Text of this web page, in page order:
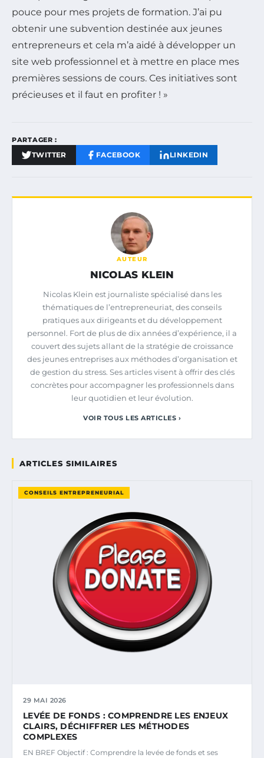
pouce pour mes projets de formation. J’ai pu
obtenir une subvention destinée aux jeunes
entrepreneurs et cela m’a aidé à développer un
site web professionnel et à mettre en place mes
premières sessions de cours. Ces initiatives sont
précieuses et il faut en profiter ! »
PARTAGER :
TWITTER FACEBOOK LINKEDIN
AUTEUR
NICOLAS KLEIN
Nicolas Klein est journaliste spécialisé dans les
thématiques de l’entrepreneuriat, des conseils
pratiques aux dirigeants et du développement
personnel. Fort de plus de dix années d’expérience, il a
couvert des sujets allant de la stratégie de croissance
des jeunes entreprises aux méthodes d’organisation et
de gestion du stress. Ses articles visent à offrir des clés
concrètes pour accompagner les professionnels dans
leur quotidien et leur évolution.
VOIR TOUS LES ARTICLES ›
ARTICLES SIMILAIRES
CONSEILS ENTREPRENEURIAL
29 MAI 2026
LEVÉE DE FONDS : COMPRENDRE LES ENJEUX
CLAIRS, DÉCHIFFRER LES MÉTHODES
COMPLEXES
EN BREF Objectif : Comprendre la levée de fonds et ses